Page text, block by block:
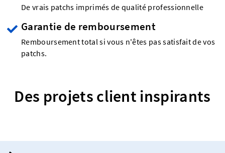
De vrais patchs imprimés de qualité professionnelle
Garantie de remboursement
Remboursement total si vous n'êtes pas satisfait de vos
patchs.
Des projets client inspirants